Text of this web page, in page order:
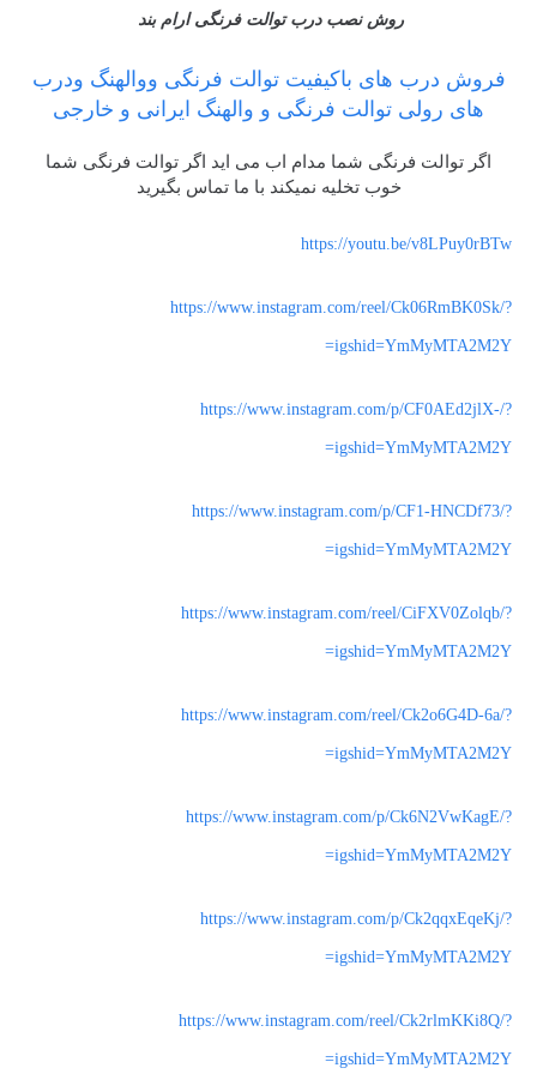
روش نصب درب توالت فرنگی ارام بند
فروش درب های باکیفیت توالت فرنگی ووالهنگ ودرب
های رولی توالت فرنگی و والهنگ ایرانی و خارجی
اگر توالت فرنگی شما مدام اب می اید اگر توالت فرنگی شما
خوب تخلیه نمیکند با ما تماس بگیرید
https://youtu.be/v8LPuy0rBTw
https://www.instagram.com/reel/Ck06RmBK0Sk/?
igshid=YmMyMTA2M2Y=
https://www.instagram.com/p/CF0AEd2jlX-/?
igshid=YmMyMTA2M2Y=
https://www.instagram.com/p/CF1-HNCDf73/?
igshid=YmMyMTA2M2Y=
https://www.instagram.com/reel/CiFXV0Zolqb/?
igshid=YmMyMTA2M2Y=
https://www.instagram.com/reel/Ck2o6G4D-6a/?
igshid=YmMyMTA2M2Y=
https://www.instagram.com/p/Ck6N2VwKagE/?
igshid=YmMyMTA2M2Y=
https://www.instagram.com/p/Ck2qqxEqeKj/?
igshid=YmMyMTA2M2Y=
https://www.instagram.com/reel/Ck2rlmKKi8Q/?
igshid=YmMyMTA2M2Y=